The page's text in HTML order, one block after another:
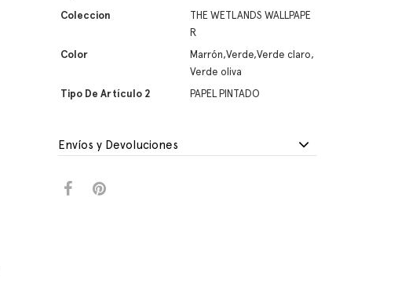
Coleccion
THE WETLANDS WALLPAPE
R
Color
Marrón,Verde,Verde claro,
Verde oliva
Tipo De Artículo 2
PAPEL PINTADO
Envíos y Devoluciones